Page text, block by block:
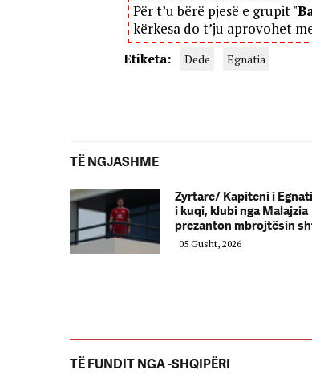
Për t’u bërë pjesë e grupit "
kërkesa do t’ju aprovohet
Etiketa: Dede Egnatia
TË NGJASHME
Zyrtare/ Kapiteni i
i kuqi, klubi nga Malajzia
prezanton mbrojtësin
05 Gusht, 2026
TË FUNDIT NGA -SHQIPËRI